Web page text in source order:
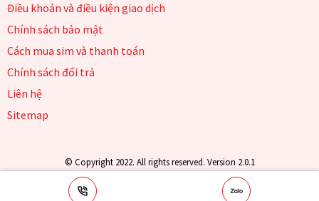
Điều khoản và điều kiện giao dịch
Chính sách bảo mật
Cách mua sim và thanh toán
Chính sách đổi trả
Liên hệ
Sitemap
© Copyright 2022. All rights reserved. Version 2.0.1